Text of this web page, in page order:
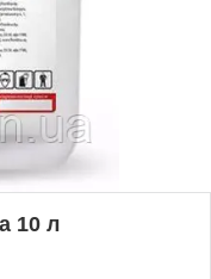
10 л